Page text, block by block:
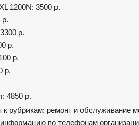
1200N: 3500 р.
р.
р.
р.
р.
р.
4850 р.
к рубрикам: ремонт и обслуживание
информацию по телефонам